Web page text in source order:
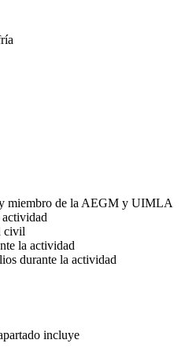
miembro de la AEGM y UIMLA
civil
la actividad
durante la actividad
incluye